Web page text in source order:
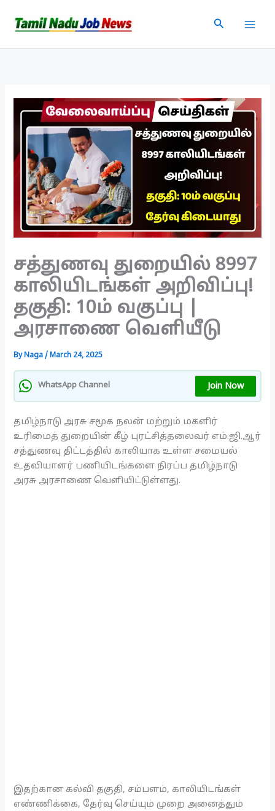
Search
சத்துணவு துறையில் 8997
காலியிடங்கள் அறிவிப்பு!
தகுதி: 10ம் வகுப்பு |
அரசாணை வெளியீடு
ByNaga/March 24, 2025
WhatsApp Channel Join Now
தமிழ்நாடு அரசு சமூக நலன் மற்றும் மகளிர்
உரிமைத் துறையின் கீழ் புரட்சித்தலைவர் எம்.ஜி.ஆர்
சத்துணவு திட்டத்தில் காலியாக உள்ள சமையல்
உதவியாளர் பணியிடங்களை நிரப்ப தமிழ்நாடு
அரசு அரசாணை வெளியிட்டுள்ளது.
இதற்கான கல்வி தகுதி, சம்பளம், காலியிடங்கள்
எண்ணிக்கை, தேர்வு செய்யும் முறை அனைத்தும்